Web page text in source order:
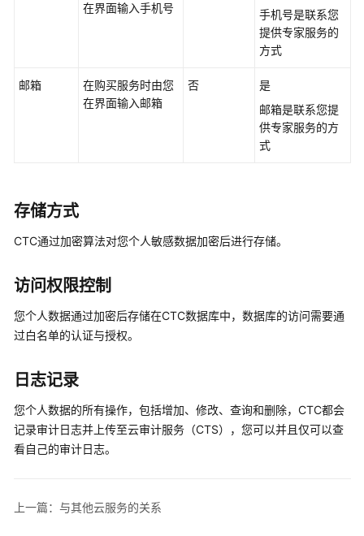
务
程
计
费
明
CTC
权
限
与
在界面输入手机号
手机号是联系您
提供专家服务的
方式
邮箱
在购买服务时由您
在界面输入邮箱
否
是
邮箱是联系您提
供专家服务的方
式
存储方式
CTC通过加密算法对您个人敏感数据加密后进行存储。
访问权限控制
您个人数据通过加密后存储在CTC数据库中，数据库的访问需要通
过白名单的认证与授权。
日志记录
您个人数据的所有操作，包括增加、修改、查询和删除，CTC都会
记录审计日志并上传至云审计服务（CTS），您可以并且仅可以查
看自己的审计日志。
上一篇：与其他云服务的关系